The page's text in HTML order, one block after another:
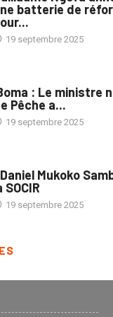
batterie de
19 septembre 2025
: Le ministre
Pêche a...
19 septembre 2025
Mukoko
SOCIR
19 septembre 2025